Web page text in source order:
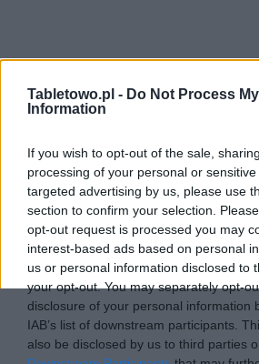
Tabletowo.pl - Do Not Process
Information
If you wish to opt-out of the sale,
processing of your personal or
targeted advertising by us, please use
section to confirm your selection.
opt-out request is processed you may
interest-based ads based on personal
us or personal information disclosed to
your opt-out. You may separately opt-
disclosure of your personal information
IAB’s list of downstream participants.
also be disclosed by us to third parties